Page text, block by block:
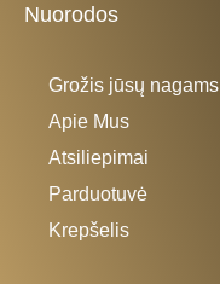
Nuorodos
Grožis jūsų nagams
Apie Mus
Atsiliepimai
Parduotuvė
Krepšelis